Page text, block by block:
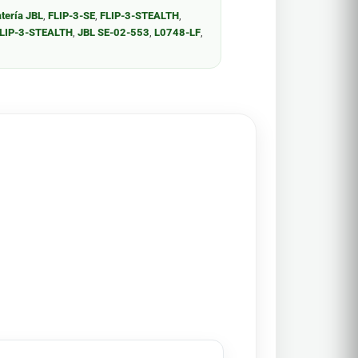
JBL,FLIP-3-SE,FLIP-3-STEALTH,
3-STEALTH,JBL SE-02-553,L0748-LF,